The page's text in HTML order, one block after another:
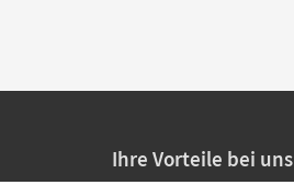
Ihre Vorteile bei uns